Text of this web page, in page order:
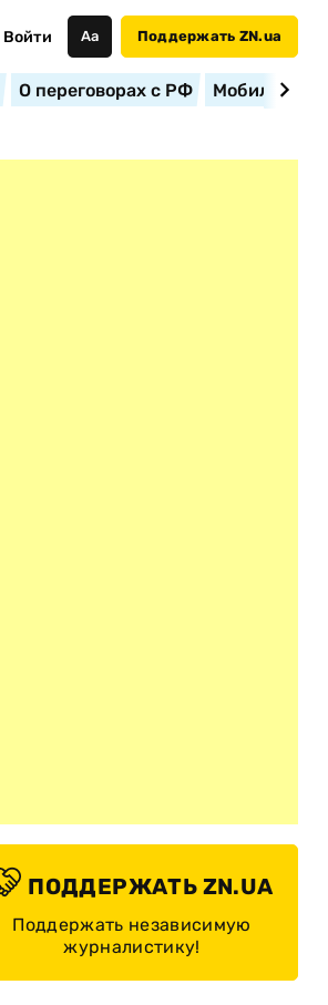
Войти Аа Поддержать ZN.ua
О переговорах с РФ
ПОДДЕРЖАТЬ ZN.UA
Поддержать независимую
журналистику!